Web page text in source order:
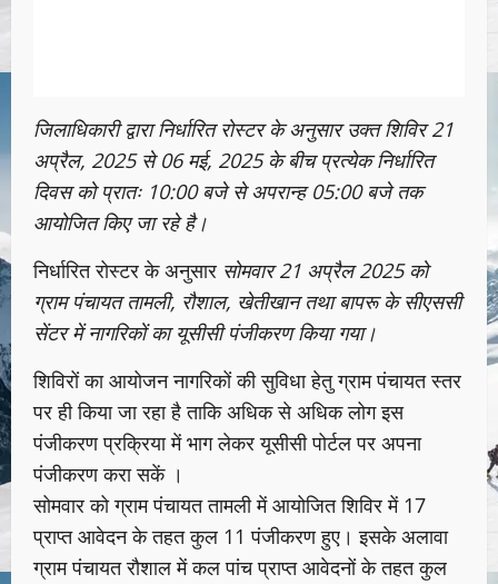
जिलाधिकारी द्वारा निर्धारित रोस्टर के अनुसार उक्त शिविर 21
अप्रैल, 2025 से 06 मई, 2025 के बीच प्रत्येक निर्धारित
दिवस को प्रातः 10:00 बजे से अपरान्ह 05:00 बजे तक
आयोजित किए जा रहे है।
निर्धारित रोस्टर के अनुसार सोमवार 21 अप्रैल 2025 को
ग्राम पंचायत तामली, रौशाल, खेतीखान तथा बापरू के सीएससी
सेंटर में नागरिकों का यूसीसी पंजीकरण किया गया।
शिविरों का आयोजन नागरिकों की सुविधा हेतु ग्राम पंचायत स्तर
पर ही किया जा रहा है ताकि अधिक से अधिक लोग इस
पंजीकरण प्रक्रिया में भाग लेकर यूसीसी पोर्टल पर अपना
पंजीकरण करा सकें ।
सोमवार को ग्राम पंचायत तामली में आयोजित शिविर में 17
प्राप्त आवेदन के तहत कुल 11 पंजीकरण हुए। इसके अलावा
ग्राम पंचायत रौशाल में कल पांच प्राप्त आवेदनों के तहत कुल